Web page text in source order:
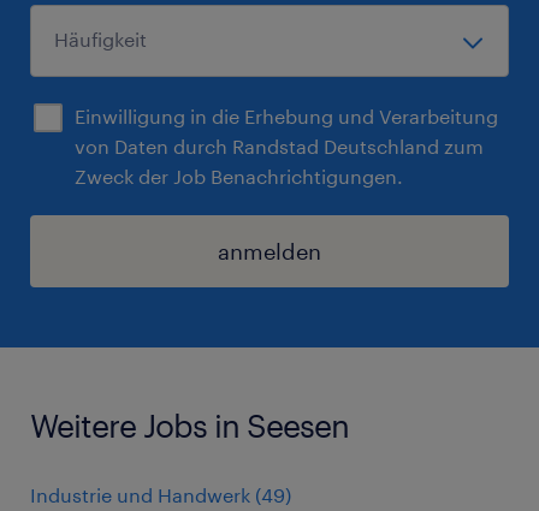
Einwilligung in die Erhebung und Verarbeitung
von Daten durch Randstad Deutschland zum
Zweck der Job Benachrichtigungen.
anmelden
Weitere Jobs in Seesen
Industrie und Handwerk (49)